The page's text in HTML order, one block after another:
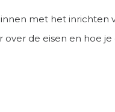
met het inrichten
de eisen en hoe